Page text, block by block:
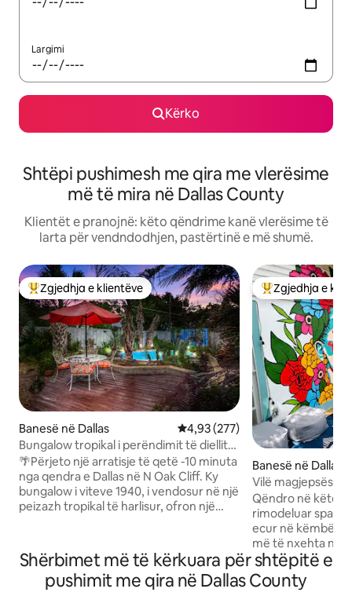
Largimi
Kërko
Shtëpi pushimesh me qira me vlerësime
më të mira në Dallas County
Klientët e pranojnë: këto qëndrime kanë vlerësime të
larta për vendndodhjen, pastërtinë e më shumë.
Më të mirat e zgjedhjeve të klientëve
Zgjedhja e klientëve
Banesë në Dallas Vlerësimi mesatar 4,93 nga 5,
4,93 (277)
Bungalow tropikal i perëndimit të diellit
me pishinë dhe vaskë me hidromasazh
🌴Përjeto një arratisje të qetë -10 minuta
nga qendra e Dallas në N Oak Cliff. Ky
bungalow i viteve 1940, i vendosur në një
peizazh tropikal të harlisur, ofron një
dhomë tiki - porta jote për relaksim në
natyrë. 🍹Me vendndodhje të
përshtatshme 5 minuta nga Bishop Arts
Më të mirat e
Zgjedhja e
Banesë në Dallas
Vilë magjepsëse
Arts
Qëndro në këtë
rimodeluar
ecur në këmbë
më të nxehta në
Shijo oxhakun e
Tuft & Needle
dhe dyert e
Shërbimet më të kërkuara për shtëpitë e
pushimit me qira në Dallas County